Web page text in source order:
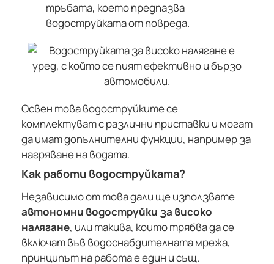
тръбата, което предпазва
водоструйката от повреда.
Освен това водоструйките се
комплектуват с различни приставки и могат
да имат допълнителни функции, например за
нагряване на водата.
Как работи водоструйката?
Независимо от това дали ще използвате
автономни водоструйки за високо
налягане, или такива, които трябва да се
включат във водоснабдителната мрежа,
принципът на работа е един и същ.